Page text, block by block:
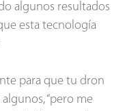
algunos resultados
esta tecnología
para que tu dron
“pero me